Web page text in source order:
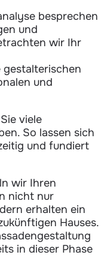
besprechen
und
wir Ihr
und
viele
So lassen sich
und fundiert
wir Ihren
nicht nur
erhalten ein
Hauses.
in dieser Phase